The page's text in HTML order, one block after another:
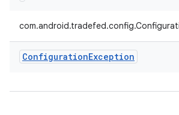
ConfigurationException